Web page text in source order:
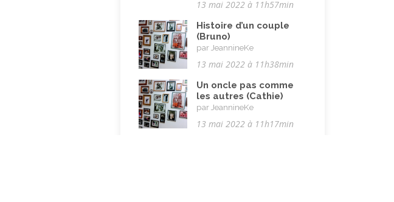
13 mai 2022 à 11h57min
Histoire d’un couple
(Bruno)
par JeannineKe
13 mai 2022 à 11h38min
Un oncle pas comme
les autres (Cathie)
par JeannineKe
13 mai 2022 à 11h17min